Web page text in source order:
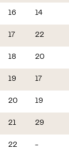
16 14
17 22
18 20
19 17
20 19
21 29
22 -